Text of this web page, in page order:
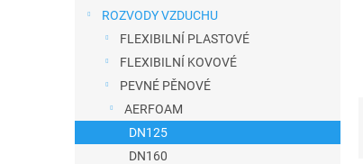
a
n
ROZVODY VZDUCHU
FLEXIBILNÍ PLASTOVÉ
FLEXIBILNÍ KOVOVÉ
PEVNÉ PĚNOVÉ
AERFOAM
DN125
DN160